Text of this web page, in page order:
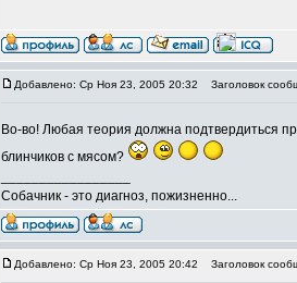
Добавлено: Ср Ноя 23, 2005 20:32 Заголовок
Во-во! Любая теория должна подтвердиться
блинчиков с мясом?
Собачник - это диагноз, пожизненно...
Добавлено: Ср Ноя 23, 2005 20:42 Заголовок